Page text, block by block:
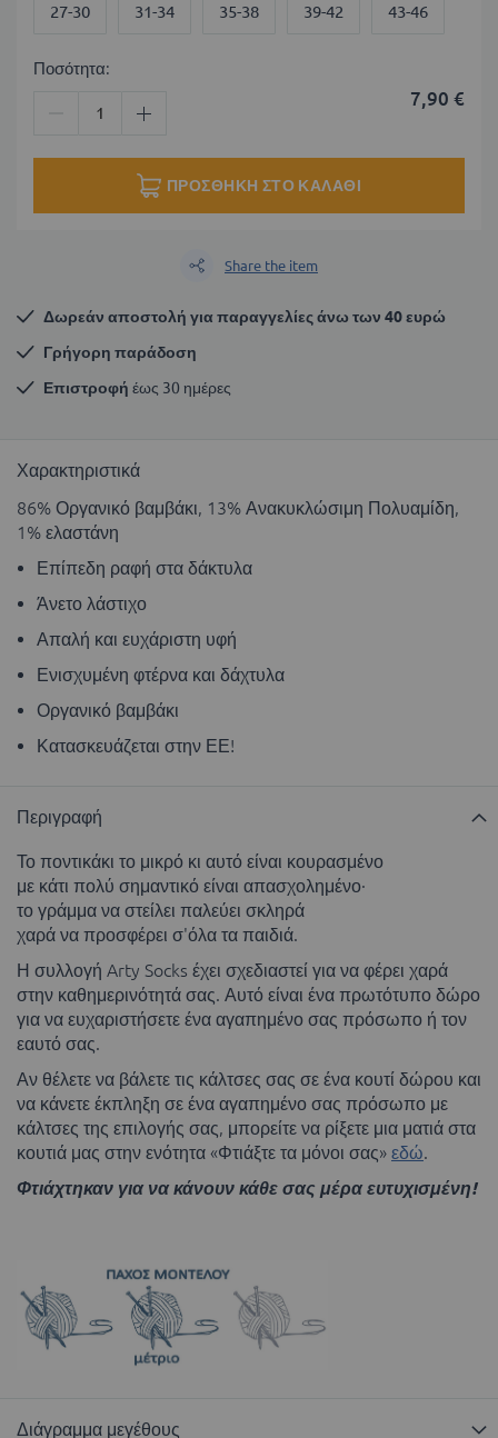
27-30 31-34 35-38 39-42 43-46
7,90 €
Ποσότητα:
ΠΡΟΣΘΉΚΗ ΣΤΟ ΚΑΛΆΘΙ
Share the item
Δωρεάν αποστολή για παραγγελίες άνω των 40 ευρώ
Γρήγορη παράδοση
Επιστροφή έως 30 ημέρες
Χαρακτηριστικά
86% Οργανικό βαμβάκι, 13% Ανακυκλώσιμη Πολυαμίδη,
1% ελαστάνη
Επίπεδη ραφή στα δάκτυλα
Άνετο λάστιχο
Απαλή και ευχάριστη υφή
Ενισχυμένη φτέρνα και δάχτυλα
Οργανικό βαμβάκι
Κατασκευάζεται στην ΕΕ!
Περιγραφή
Το ποντικάκι το μικρό κι αυτό είναι κουρασμένο
με κάτι πολύ σημαντικό είναι απασχολημένο·
το γράμμα να στείλει παλεύει σκληρά
χαρά να προσφέρει σ'όλα τα παιδιά.
Η συλλογή Arty Socks έχει σχεδιαστεί για να φέρει χαρά
στην καθημερινότητά σας. Αυτό είναι ένα πρωτότυπο δώρο
για να ευχαριστήσετε ένα αγαπημένο σας πρόσωπο ή τον
εαυτό σας.
Αν θέλετε να βάλετε τις κάλτσες σας σε ένα κουτί δώρου και
να κάνετε έκπληξη σε ένα αγαπημένο σας πρόσωπο με
κάλτσες της επιλογής σας, μπορείτε να ρίξετε μια ματιά στα
κουτιά μας στην ενότητα «Φτιάξτε τα μόνοι σας» εδώ.
Φτιάχτηκαν για να κάνουν κάθε σας μέρα ευτυχισμένη!
Διάγραμμα μεγέθους